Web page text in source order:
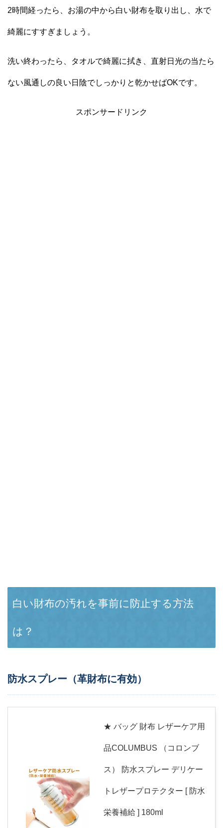
2時間経ったら、お湯の中から白い財布を取り出し、水で
綺麗にすすぎましょう。
洗い終わったら、タオルで綺麗に拭き、直射日光の当たら
ない風通しの良い日陰でしっかりと乾かせばOKです。
スポンサードリンク
白い財布の汚れを事前に防止する方法
は？
防水スプレー（革財布に有効）
★ バッグ 財布 レザーケア用
品COLUMBUS （コロンブ
ス） 防水スプレー デリケー
トレザープロテクター [ 防水
栄養補給 ] 180ml